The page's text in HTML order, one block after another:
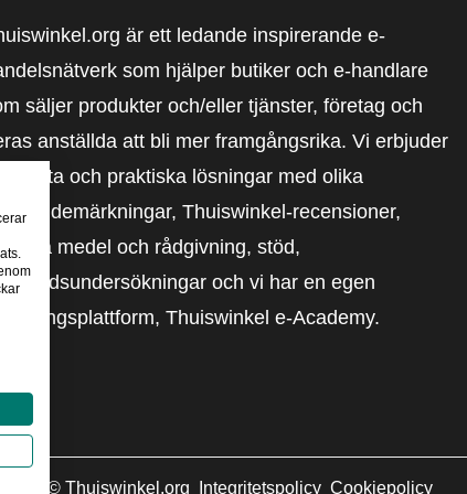
är ett ledande inspirerande e-
som hjälper butiker och e-handlare
säljer produkter och/eller tjänster, företag och
anställda att bli mer framgångsrika. Vi erbjuder
och praktiska lösningar med olika
Thuiswinkel-recensioner,
medel och rådgivning, stöd,
och vi har en egen
Thuiswinkel e-Academy.
©Thuiswinkel.org Integritetspolicy Cookiepolicy